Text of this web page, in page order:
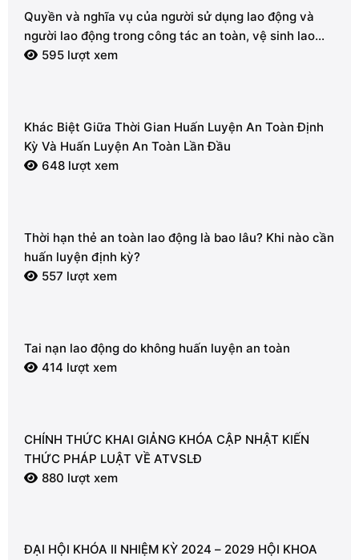
Quyền và nghĩa vụ của người sử dụng lao động và
người lao động trong công tác an toàn, vệ sinh lao
động595 lượt xem
Khác Biệt Giữa Thời Gian Huấn Luyện An Toàn Định
Kỳ Và Huấn Luyện An Toàn Lần Đầu
648 lượt xem
Thời hạn thẻ an toàn lao động là bao lâu? Khi nào cần
huấn luyện định kỳ?
557 lượt xem
Tai nạn lao động do không huấn luyện an toàn
414 lượt xem
CHÍNH THỨC KHAI GIẢNG KHÓA CẬP NHẬT KIẾN
THỨC PHÁP LUẬT VỀ ATVSLĐ
880 lượt xem
ĐẠI HỘI KHÓA II NHIỆM KỲ 2024 – 2029 HỘI KHOA